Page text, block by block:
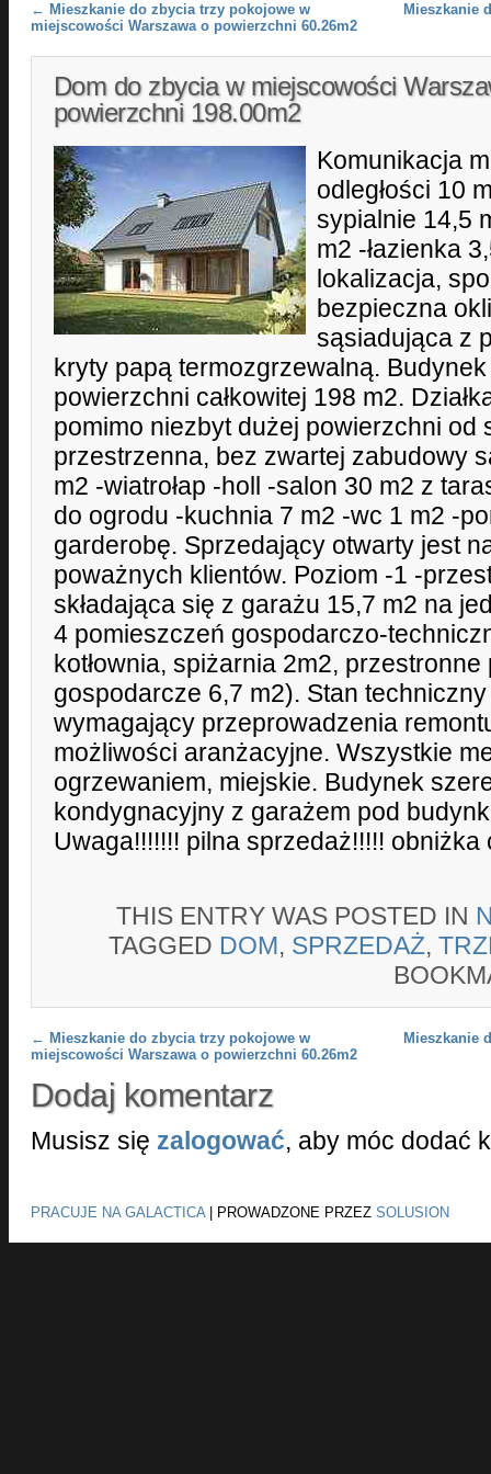
Post navigation
← Mieszkanie do zbycia trzy pokojowe w
miejscowości Warszawa o powierzchni 60.26m2
Mieszkanie
Dom do zbycia w miejscowości
powierzchni 198.00m2
Komunikacja
odległości 10
sypialnie 14,5
m2 -łazienka
lokalizacja,
bezpieczna
sąsiadująca z
kryty papą termozgrzewalną.
powierzchni całkowitej 198 m2.
pomimo niezbyt dużej powierzchni od
przestrzenna, bez zwartej zabudowy
m2 -wiatrołap -holl -salon 30 m2 z
do ogrodu -kuchnia 7 m2 -wc 1 m2 -
garderobę. Sprzedający otwarty jest
poważnych klientów. Poziom -1 -
składająca się z garażu 15,7 m2 na
4 pomieszczeń gospodarczo-
kotłownia, spiżarnia 2m2,
gospodarcze 6,7 m2). Stan
wymagający przeprowadzenia
możliwości aranżacyjne. Wszystkie
ogrzewaniem, miejskie. Budynek
kondygnacyjny z garażem pod
Uwaga!!!!!!! pilna sprzedaż!!!!! obniżka
THIS ENTRY WAS POSTED IN
TAGGED DOM, SPRZEDAŻ,
Post navigation
← Mieszkanie do zbycia trzy pokojowe w
miejscowości Warszawa o powierzchni 60.26m2
Mieszkanie
Dodaj komentarz
Musisz się zalogować, aby móc dodać
PRACUJE NA GALACTICA| PROWADZONE PRZEZ SOLUSION